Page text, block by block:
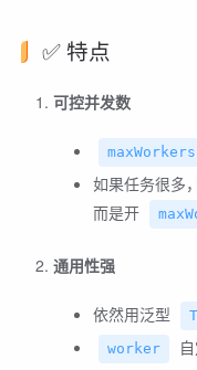
✅ 特点
可控并发数
maxWorkers
如果任务很多
而是开
通用性强
依然用泛型
worker